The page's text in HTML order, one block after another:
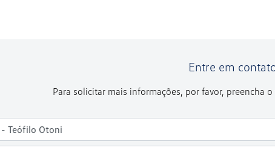
Entre em
Para solicitar mais informações, por favor, preencha